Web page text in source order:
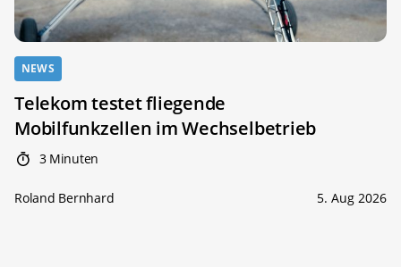
NEWS
Telekom testet fliegende
Mobilfunkzellen im Wechselbetrieb
3 Minuten
Roland Bernhard 5. Aug 2026